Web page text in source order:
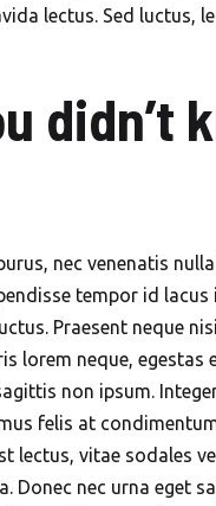
lectus. Sed luctus,
didn’t
nec venenatis
tempor id
Praesent neque
lorem neque,
non ipsum.
felis at
lectus, vitae sodales
Donec nec urna eget